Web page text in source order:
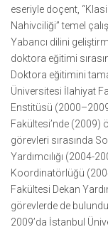
eseriyle doçent,
Nahivciliği” temel
Yabancı dilini
doktora eğitimi
Doktora eğitimini
Üniversitesi İlahiyat
Enstitüsü
Fakültesi’nde (2009)
görevleri sırasında
Yardımcılığı (2004-
Koordinatörlüğü
Fakültesi Dekan
görevlerde de
2009’da İstanbul